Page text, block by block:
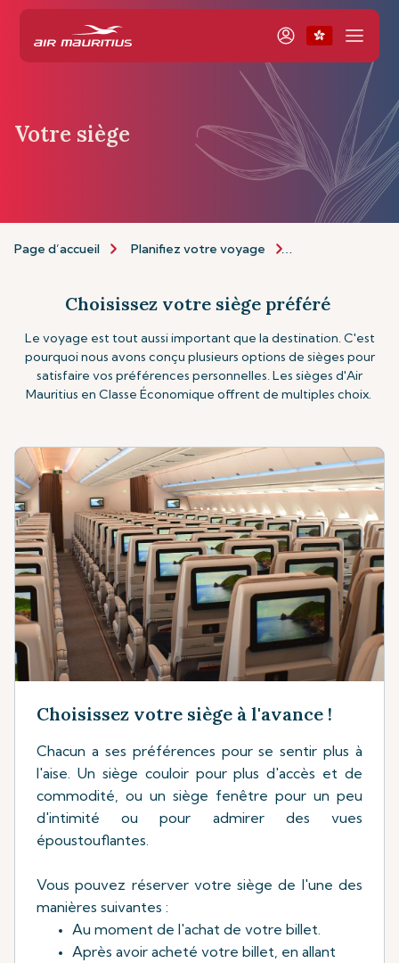
Votre siège
Page d’accueil Planifiez votre voyage
Choisissez votre siège préféré
Le voyage est tout aussi important que la destination. C'est
pourquoi nous avons conçu plusieurs options de sièges pour
satisfaire vos préférences personnelles. Les sièges d'Air
Mauritius en Classe Économique offrent de multiples choix.
Choisissez votre siège à l'avance !
Chacun a ses préférences pour se sentir plus à
l'aise. Un siège couloir pour plus d'accès et de
commodité, ou un siège fenêtre pour un peu
d'intimité ou pour admirer des vues
époustouflantes.
Vous pouvez réserver votre siège de l'une des
manières suivantes :
Au moment de l'achat de votre billet.
Après avoir acheté votre billet, en allant